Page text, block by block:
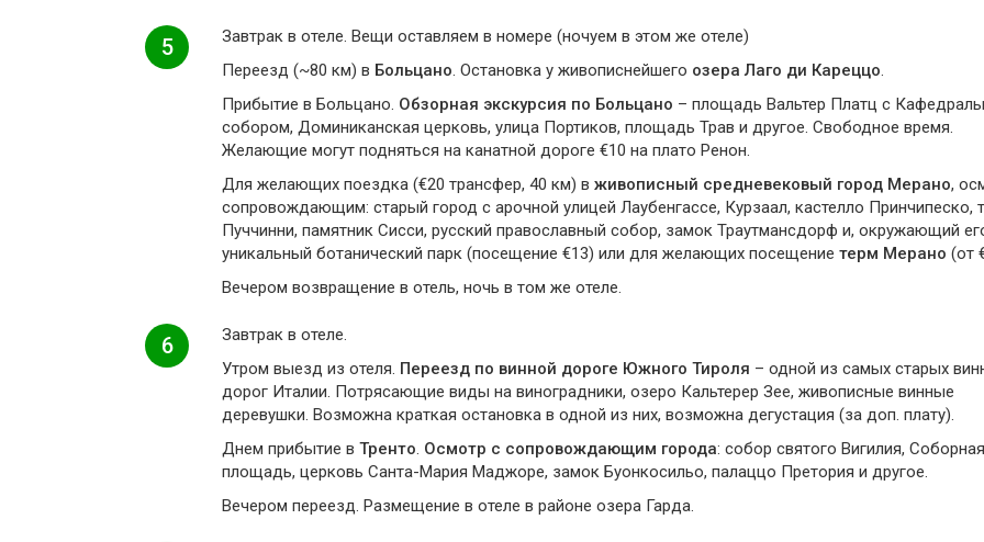
5
Завтрак в отеле. Вещи оставляем в номере (ночуем в этом же отеле)
Переезд (~80 км) в Больцано. Остановка у живописнейшего озера Лаго ди Кареццо.
Прибытие в Больцано. Обзорная экскурсия по Больцано – площадь Вальтер Платц с
собором, Доминиканская церковь, улица Портиков, площадь Трав и другое. Свободное время.
Желающие могут подняться на канатной дороге €10 на плато Ренон.
Для желающих поездка (€20 трансфер, 40 км) в живописный средневековый город Мерано,
сопровождающим: старый город с арочной улицей Лаубенгассе, Курзаал, кастелло Принчипеско,
Пуччинни, памятник Сисси, русский православный собор, замок Траутмансдорф и, окружающий
уникальный ботанический парк (посещение €13) или для желающих посещение терм Мерано (от
Вечером возвращение в отель, ночь в том же отеле.
6
Завтрак в отеле.
Утром выезд из отеля. Переезд по винной дороге Южного Тироля – одной из самых старых
дорог Италии. Потрясающие виды на виноградники, озеро Кальтерер Зее, живописные винные
деревушки. Возможна краткая остановка в одной из них, возможна дегустация (за доп. плату).
Днем прибытие в Тренто. Осмотр с сопровождающим города: собор святого Вигилия, Соборная
площадь, церковь Санта-Мария Маджоре, замок Буонкосильо, палаццо Претория и другое.
Вечером переезд. Размещение в отеле в районе озера Гарда.